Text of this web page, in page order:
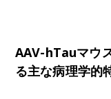
AAV-hTauマウ
る主な病理学的